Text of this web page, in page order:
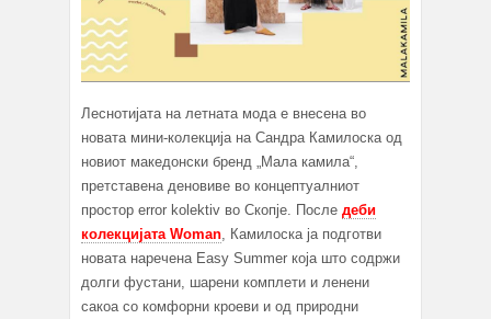
Леснотијата на летната мода е внесена во
новата мини-колекција на Сандра Камилоска од
новиот македонски бренд „Мала камила“,
претставена деновиве во концептуалниот
простор error kolektiv во Скопје. После деби
колекцијата Woman , Камилоска ја подготви
новата наречена Easy Summer која што содржи
долги фустани, шарени комплети и ленени
сакоа со комфорни кроеви и од природни